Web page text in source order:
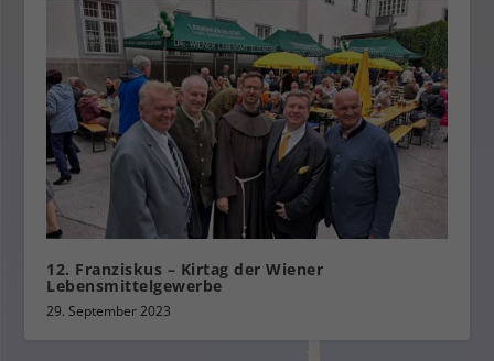
12. Franziskus – Kirtag der Wiener
Lebensmittelgewerbe
29. September 2023